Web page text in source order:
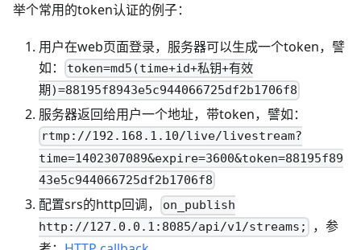
举个常用的token认证的例子：
用户在web页面登录，服务器可以生成一个token，譬
如：
token=md5(time+id+私钥+有效
期)=88195f8943e5c944066725df2b1706f8
服务器返回给用户一个地址，带token，譬如：
rtmp://192.168.1.10/live/livestream?
time=1402307089&expire=3600&token=88195f89
43e5c944066725df2b1706f8
配置srs的http回调，
on_publish
http://127.0.0.1:8085/api/v1/streams;
，参